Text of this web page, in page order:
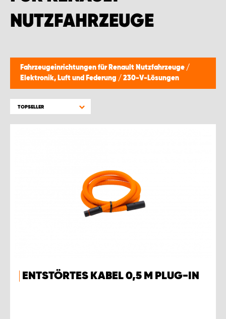
NUTZFAHRZEUGE
Fahrzeugeinrichtungen für Renault Nutzfahrzeuge /
Elektronik, Luft und Federung / 230-V-Lösungen
TOPSELLER
ENTSTÖRTES KABEL 0,5 M PLUG-IN